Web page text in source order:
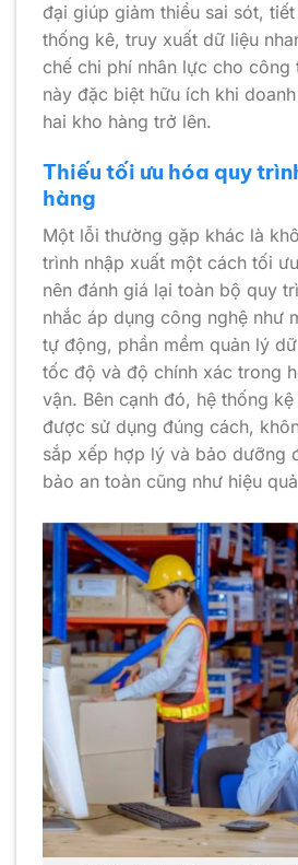
đại giúp giảm thiểu sai sót,
thống kê, truy xuất dữ liệu
chế chi phí nhân lực cho
này đặc biệt hữu ích khi
hai kho hàng trở lên.
Thiếu tối ưu hóa quy
hàng
Một lỗi thường gặp khác là
trình nhập xuất một cách tối
nên đánh giá lại toàn bộ quy
nhắc áp dụng công nghệ như
tự động, phần mềm quản lý
tốc độ và độ chính xác trong
vận. Bên cạnh đó, hệ thống
được sử dụng đúng cách,
sắp xếp hợp lý và bảo dưỡng
bảo an toàn cũng như hiệu